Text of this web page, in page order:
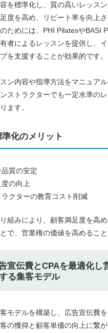
を標準化し、質の高いレッス
度を高め、リピート率を向上
ためには、PHI PilatesやBASI
者によるレッスンを提供し、
を支援することが効果的です。
ン内容や指導方法をマニュア
ストラクターでも一定水準の
ます。
化のメリット
品質の安定
の向上
ラクターの教育コスト削減
組みにより、顧客満足度を高
で、営業権の価値を高めること
宣伝費とCPAを最適化し
る集客モデル
モデルを構築し、広告宣伝費
の獲得と顧客単価の向上に繋